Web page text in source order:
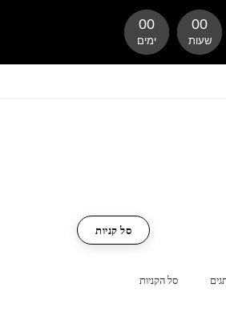
סל הקניות
סל קניות
00
ימים
00
שעות